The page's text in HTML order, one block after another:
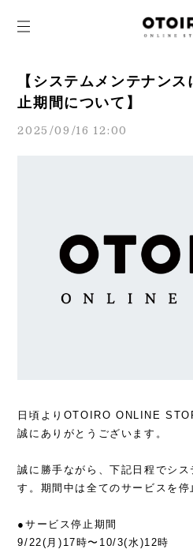
【システムメンテナン
止期間について】
2025/09/16 12:00
日頃よりOTOIRO ONLINE
誠にありがとうございます。
誠に勝手ながら、下記日程でシ
す。期間中は全てのサービスを停
●サービス停止期間
9/22(月)17時〜10/3(水)12時